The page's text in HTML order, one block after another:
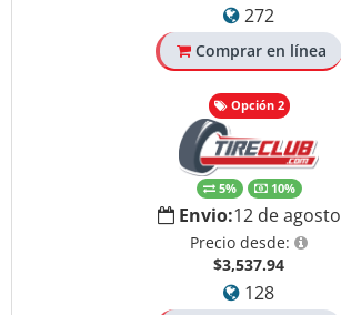
272
Comprar en línea
Opción 2
5% 10%
Envio:12 de agosto
Precio desde:
$3,537.94
128